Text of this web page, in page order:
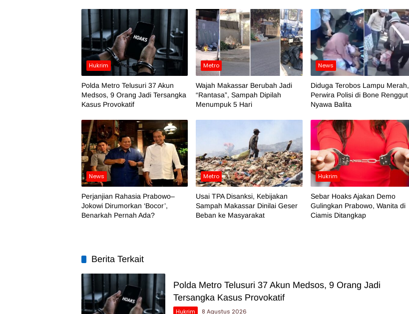
Hukrim
Polda Metro Telusuri 37 Akun
Medsos, 9 Orang Jadi Tersangka
Kasus Provokatif
Metro
Wajah Makassar Berubah Jadi
“Rantasa”, Sampah Dipilah
Menumpuk 5 Hari
News
Diduga Terobos Lampu Merah,
Perwira Polisi di Bone Renggut
Nyawa Balita
News
Perjanjian Rahasia Prabowo–
Jokowi Dirumorkan ‘Bocor’,
Benarkah Pernah Ada?
Metro
Usai TPA Disanksi, Kebijakan
Sampah Makassar Dinilai Geser
Beban ke Masyarakat
Hukrim
Sebar Hoaks Ajakan Demo
Gulingkan Prabowo, Wanita di
Ciamis Ditangkap
Berita Terkait
Polda Metro Telusuri 37 Akun Medsos, 9 Orang Jadi
Tersangka Kasus Provokatif
Hukrim 8 Agustus 2026